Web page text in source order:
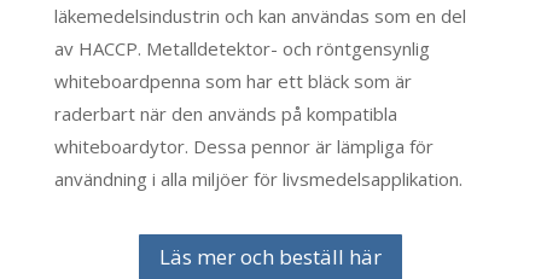
läkemedelsindustrin och kan användas som en del
av HACCP. Metalldetektor- och röntgensynlig
whiteboardpenna som har ett bläck som är
raderbart när den används på kompatibla
whiteboardytor. Dessa pennor är lämpliga för
användning i alla miljöer för livsmedelsapplikation.
Läs mer och beställ här